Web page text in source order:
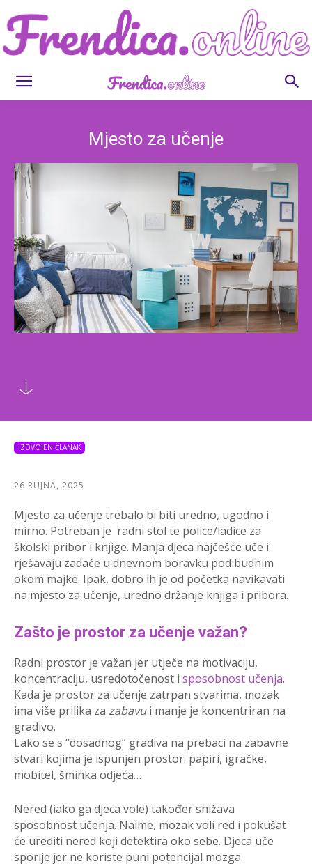
Frendica.online
Mjesto za učenje
IZDVOJEN ČLANAK
26 RUJNA, 2025
Mjesto za učenje trebalo bi biti uredno, ugodno i
mirno. Potreban je radni stol te police/ladice za
školski pribor i knjige. Manja djeca najčešće uče i
rješavaju zadaće u dnevnom boravku pod budnim
okom majke. Ipak, dobro ih je od početka navikavati
na mjesto za učenje, uredno držanje knjiga i pribora.
Zašto je prostor za učenje važan?
Radni prostor je važan jer utječe na motivaciju,
koncentraciju, usredotočenost i sposobnost učenja.
Kada je prostor za učenje zatrpan stvarima, mozak
ima više prilika za zabavui manje je koncentriran na
gradivo.
Lako se s “dosadnog” gradiva na prebaci na zabavne
stvari kojima je ispunjen prostor: papiri, igračke,
mobitel, šminka odjeća…
Nered (iako ga djeca vole) također snižava
sposobnost učenja. Naime, mozak voli red i pokušat
će urediti nered koji detektira oko sebe. Djeca uče
sporije jer ne koriste puni potencijal mozga.